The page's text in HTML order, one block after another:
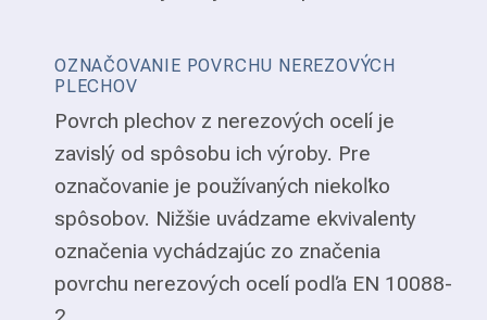
OZNAČOVANIE POVRCHU NEREZOVÝCH
PLECHOV
Povrch plechov z nerezových ocelí je
zavislý od spôsobu ich výroby. Pre
označovanie je používaných niekoľko
spôsobov. Nižšie uvádzame ekvivalenty
označenia vychádzajúc zo značenia
povrchu nerezových ocelí podľa EN 10088-